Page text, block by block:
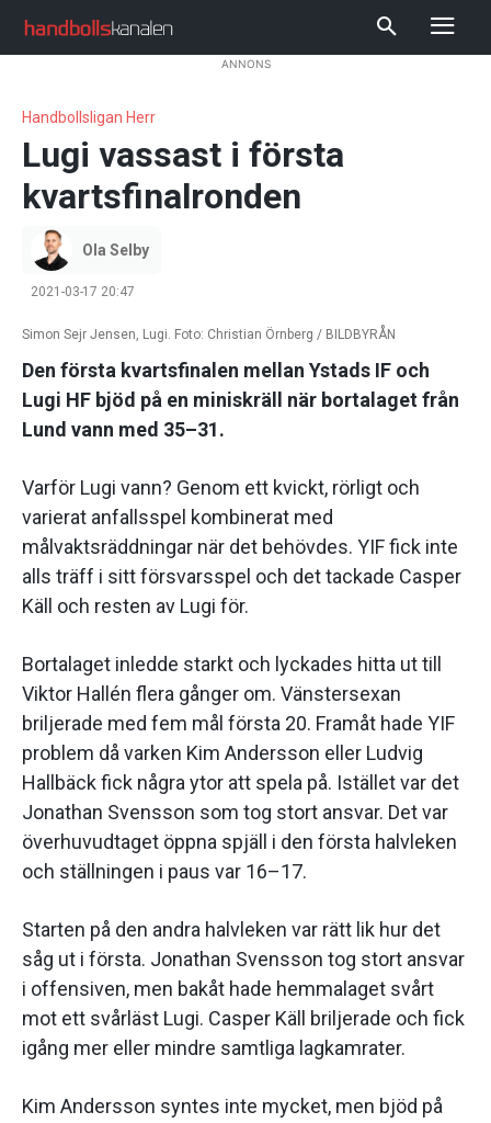
ANNONS
Handbollsligan Herr
Lugi vassast i första
kvartsfinalronden
Ola Selby
2021-03-17 20:47
Simon Sejr Jensen, Lugi. Foto: Christian Örnberg / BILDBYRÅN
Den första kvartsfinalen mellan Ystads IF och
Lugi HF bjöd på en miniskräll när bortalaget från
Lund vann med 35–31.
Varför Lugi vann? Genom ett kvickt, rörligt och
varierat anfallsspel kombinerat med
målvaktsräddningar när det behövdes. YIF fick inte
alls träff i sitt försvarsspel och det tackade Casper
Käll och resten av Lugi för.
Bortalaget inledde starkt och lyckades hitta ut till
Viktor Hallén flera gånger om. Vänstersexan
briljerade med fem mål första 20. Framåt hade YIF
problem då varken Kim Andersson eller Ludvig
Hallbäck fick några ytor att spela på. Istället var det
Jonathan Svensson som tog stort ansvar. Det var
överhuvudtaget öppna spjäll i den första halvleken
och ställningen i paus var 16–17.
Starten på den andra halvleken var rätt lik hur det
såg ut i första. Jonathan Svensson tog stort ansvar
i offensiven, men bakåt hade hemmalaget svårt
mot ett svårläst Lugi. Casper Käll briljerade och fick
igång mer eller mindre samtliga lagkamrater.
Kim Andersson syntes inte mycket, men bjöd på